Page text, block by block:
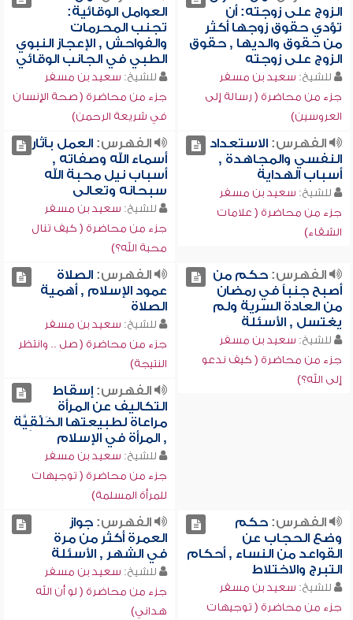
الزوج على زوجته: أن
تؤدي حقوق زوجها أكثر
من حقوق والديها , حقوق
الزوج على زوجته
للشيخ: سعيد بن مسفر
جزء من محاضرة ( رسالة إلى
العروسين)
العوامل الوقائية:
تجنب المحرمات
والفواحش , الإعجاز النبوي
الطبي في الجانب الوقائي
للشيخ: سعيد بن مسفر
جزء من محاضرة ( صحة الإنسان
في شريعة الرحمن)
الفهرس:الاستعداد
النفسي والمجاهدة ,
أسباب الهداية
للشيخ: سعيد بن مسفر
جزء من محاضرة ( علامات
الشقاء)
الفهرس:العمل بآثار
أسماء الله وصفاته ,
أسباب نيل محبة الله
سبحانه وتعالى
للشيخ: سعيد بن مسفر
جزء من محاضرة ( كيف تنال
محبة الله؟)
الفهرس:حكم من
أصبح جنباً في رمضان
من العادة السرية ولم
يغتسل , الأسئلة
للشيخ: سعيد بن مسفر
جزء من محاضرة ( كيف ندعو
إلى الله؟)
الفهرس:الصلاة
عمود الإسلام , أهمية
الصلاة
للشيخ: سعيد بن مسفر
جزء من محاضرة ( صلِ .. وانتظر
النتيجة)
الفهرس:إسقاط
التكاليف عن المرأة
مراعاة لطبيعتها الخَلْقِيَّة
, المرأة في الإسلام
للشيخ: سعيد بن مسفر
جزء من محاضرة ( توجيهات
للمرأة المسلمة)
الفهرس:حكم
وضع الحجاب عن
القواعد من النساء , أحكام
التبرج والاختلاط
للشيخ: سعيد بن مسفر
جزء من محاضرة ( توجيهات
الفهرس:جواز
العمرة أكثر من مرة
في الشهر , الأسئلة
للشيخ: سعيد بن مسفر
جزء من محاضرة ( لو أن الله
هداني)